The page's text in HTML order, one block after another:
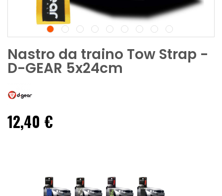
Nastro da traino Tow Strap -
D-GEAR 5x24cm
12,40 €